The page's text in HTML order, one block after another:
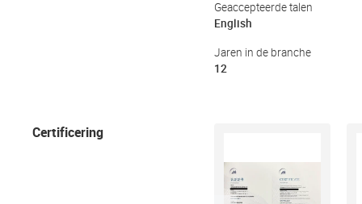
Geaccepteerde talen
English
Jaren in de branche
12
Certificering